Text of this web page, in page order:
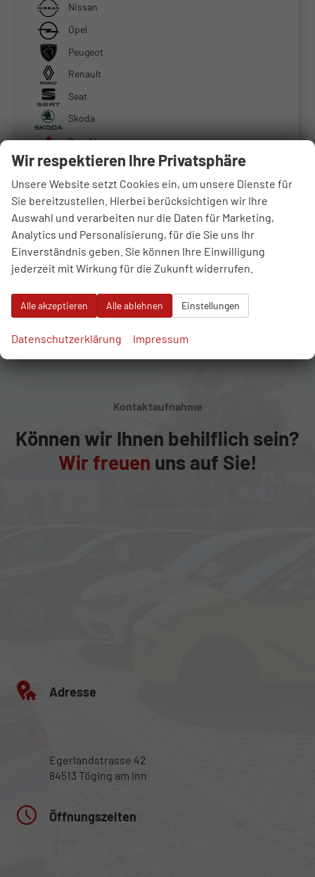
Nissan
Opel
Peugeot
Renault
Seat
Skoda
Suzuki
Tesla
Toyota
Volkswagen
Weitere
Anmelden
Kontaktaufnahme
Können wir Ihnen behilflich sein?
Wir freuen uns auf Sie!
Adresse
Egerlandstrasse 42
84513 Töging am Inn
Öffnungszeiten
Wir respektieren Ihre Privatsphäre
Unsere Website setzt Cookies ein, um unsere Dienste für
Sie bereitzustellen. Hierbei berücksichtigen wir Ihre
Auswahl und verarbeiten nur die Daten für Marketing,
Analytics und Personalisierung, für die Sie uns Ihr
Einverständnis geben. Sie können Ihre Einwilligung
jederzeit mit Wirkung für die Zukunft widerrufen.
Alle akzeptieren Alle ablehnen Einstellungen
Datenschutzerklärung Impressum